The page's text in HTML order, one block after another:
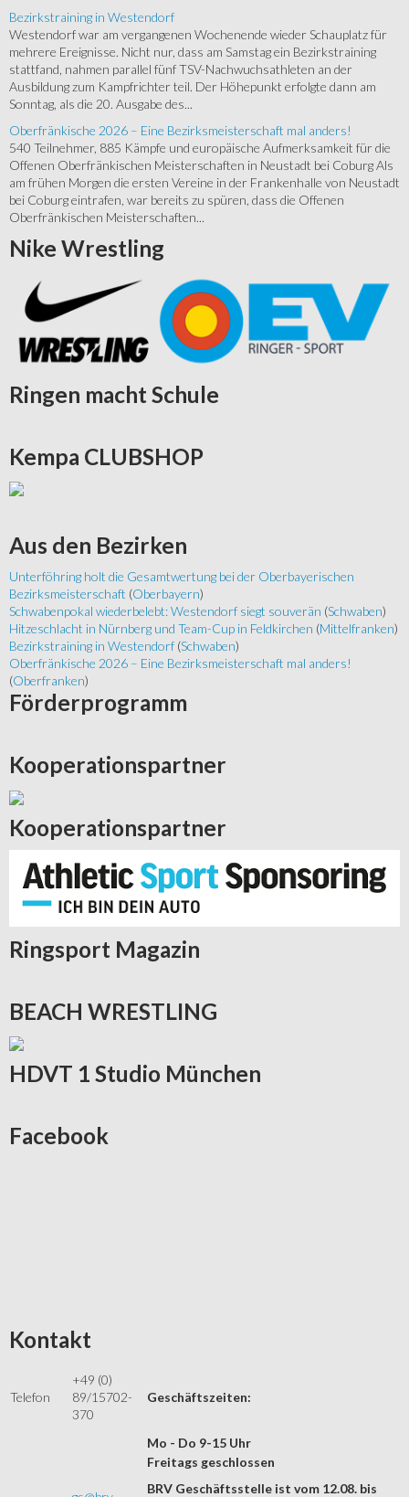
Bezirkstraining in Westendorf
Westendorf war am vergangenen Wochenende wieder Schauplatz für
mehrere Ereignisse. Nicht nur, dass am Samstag ein Bezirkstraining
stattfand, nahmen parallel fünf TSV-Nachwuchsathleten an der
Ausbildung zum Kampfrichter teil. Der Höhepunkt erfolgte dann am
Sonntag, als die 20. Ausgabe des...
Oberfränkische 2026 – Eine Bezirksmeisterschaft mal anders!
540 Teilnehmer, 885 Kämpfe und europäische Aufmerksamkeit für die
Offenen Oberfränkischen Meisterschaften in Neustadt bei Coburg Als
am frühen Morgen die ersten Vereine in der Frankenhalle von Neustadt
bei Coburg eintrafen, war bereits zu spüren, dass die Offenen
Oberfränkischen Meisterschaften...
Nike Wrestling
Ringen macht Schule
Kempa CLUBSHOP
Aus den Bezirken
Unterföhring holt die Gesamtwertung bei der Oberbayerischen
Bezirksmeisterschaft (Oberbayern)
Schwabenpokal wiederbelebt: Westendorf siegt souverän (Schwaben)
Hitzeschlacht in Nürnberg und Team-Cup in Feldkirchen (Mittelfranken)
Bezirkstraining in Westendorf (Schwaben)
Oberfränkische 2026 – Eine Bezirksmeisterschaft mal anders!
(Oberfranken)
Förderprogramm
Kooperationspartner
Kooperationspartner
Ringsport Magazin
BEACH WRESTLING
HDVT 1 Studio München
Facebook
Kontakt
Telefon
+49 (0)
89/15702-
370
Geschäftszeiten:
Mo - Do 9-15 Uhr
Freitags geschlossen
BRV Geschäftsstelle ist vom 12.08. bis